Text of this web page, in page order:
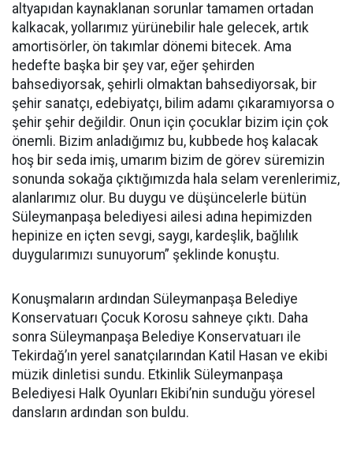
altyapıdan kaynaklanan sorunlar tamamen ortadan
kalkacak, yollarımız yürünebilir hale gelecek, artık
amortisörler, ön takımlar dönemi bitecek. Ama
hedefte başka bir şey var, eğer şehirden
bahsediyorsak, şehirli olmaktan bahsediyorsak, bir
şehir sanatçı, edebiyatçı, bilim adamı çıkaramıyorsa o
şehir şehir değildir. Onun için çocuklar bizim için çok
önemli. Bizim anladığımız bu, kubbede hoş kalacak
hoş bir seda imiş, umarım bizim de görev süremizin
sonunda sokağa çıktığımızda hala selam verenlerimiz,
alanlarımız olur. Bu duygu ve düşüncelerle bütün
Süleymanpaşa belediyesi ailesi adına hepimizden
hepinize en içten sevgi, saygı, kardeşlik, bağlılık
duygularımızı sunuyorum” şeklinde konuştu.
Konuşmaların ardından Süleymanpaşa Belediye
Konservatuarı Çocuk Korosu sahneye çıktı. Daha
sonra Süleymanpaşa Belediye Konservatuarı ile
Tekirdağ’ın yerel sanatçılarından Katil Hasan ve ekibi
müzik dinletisi sundu. Etkinlik Süleymanpaşa
Belediyesi Halk Oyunları Ekibi’nin sunduğu yöresel
dansların ardından son buldu.